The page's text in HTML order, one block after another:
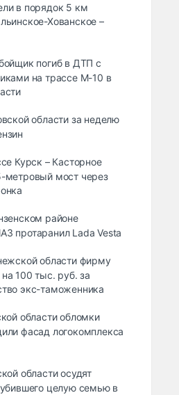
в порядок 5 км
Хованское –
погиб в ДТП с
на трассе М-10 в
области за неделю
Курск – Касторное
метровый мост через
районе
протаранил Lada Vesta
области фирму
100 тыс. руб. за
экс-таможенника
области обломки
фасад логокомплекса
области осудят
целую семью в